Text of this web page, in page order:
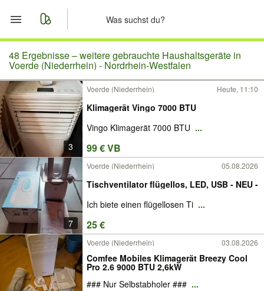
Start
Merkliste
Nachrichten
Anzeige aufgeben
48 Ergebnisse –weitere gebrauchte Haushaltsgeräte in
Voerde (Niederrhein) - Nordrhein-Westfalen
3
Voerde (Niederrhein) Heute, 11:10
Klimagerät Vingo 7000 BTU
Vingo Klimagerät 7000 BTU ...
99 € VB
7
Voerde (Niederrhein) 05.08.2026
Tischventilator flügellos, LED, USB - NEU -
Ich biete einen flügellosen Ti ...
25 €
Voerde (Niederrhein) 03.08.2026
Comfee Mobiles Klimagerät Breezy Cool
Pro 2.6 9000 BTU 2,6kW
### Nur Selbstabholer ### ...